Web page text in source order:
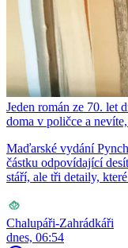
Jeden román ze 70. let
doma v poličce a
Maďarské vydání
částku odpovídající
stáří, ale tři detaily,
Chalupáři-Zahrádkáři
dnes, 06:54